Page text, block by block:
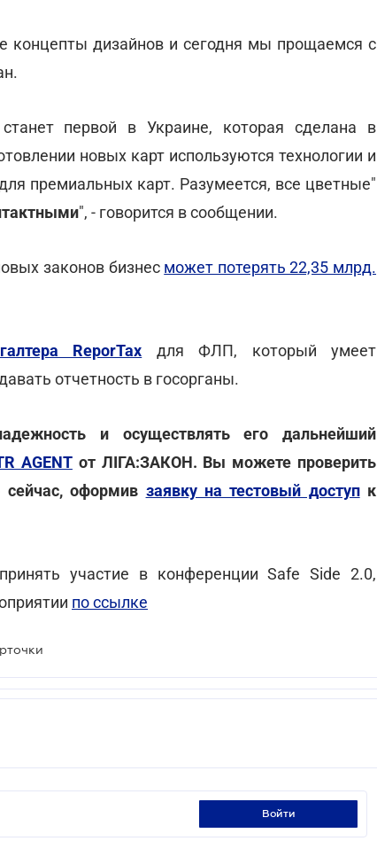
концепты дизайнов и сегодня мы прощаемся с
первой в Украине, которая сделана в
новых карт используются технологии и
премиальных карт. Разумеется, все цветные"
", - говорится в сообщении.
законов бизнес может потерять 22,35 млрд.
ReporTax для ФЛП, который умеет
отчетность в госорганы.
и осуществлять его дальнейший
AGENTот ЛІГА:ЗАКОН. Вы можете проверить
сейчас, оформив заявку на тестовый доступк
участие в конференции Safe Side 2.0,
по ссылке
войти